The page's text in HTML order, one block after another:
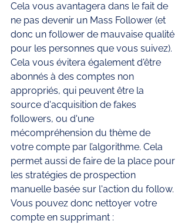
Cela vous avantagera dans le fait de
ne pas devenir un Mass Follower (et
donc un follower de mauvaise qualité
pour les personnes que vous suivez).
Cela vous évitera également d'être
abonnés à des comptes non
appropriés, qui peuvent être la
source d'acquisition de fakes
followers, ou d'une
mécompréhension du thème de
votre compte par l’algorithme. Cela
permet aussi de faire de la place pour
les stratégies de prospection
manuelle basée sur l'action du follow.
Vous pouvez donc nettoyer votre
compte en supprimant :